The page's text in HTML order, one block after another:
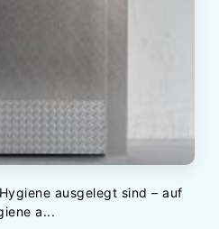
ausgelegt sind – auf
a...